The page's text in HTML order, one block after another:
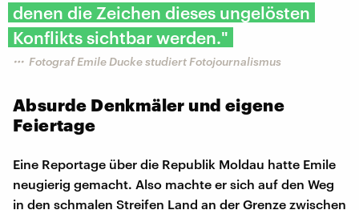
denen die Zeichen dieses ungelösten
Konflikts sichtbar werden."
Fotograf Emile Ducke studiert Fotojournalismus
Absurde Denkmäler und eigene
Feiertage
Eine Reportage über die Republik Moldau hatte Emile
neugierig gemacht. Also machte er sich auf den Weg
in den schmalen Streifen Land an der Grenze zwischen